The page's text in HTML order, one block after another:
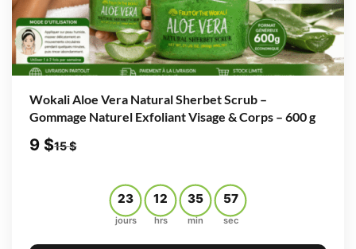
Wokali Aloe Vera Natural Sherbet Scrub –
Gommage Naturel Exfoliant Visage & Corps – 600 g
9 $15$
23
jours
12
hrs
35
min
56
sec